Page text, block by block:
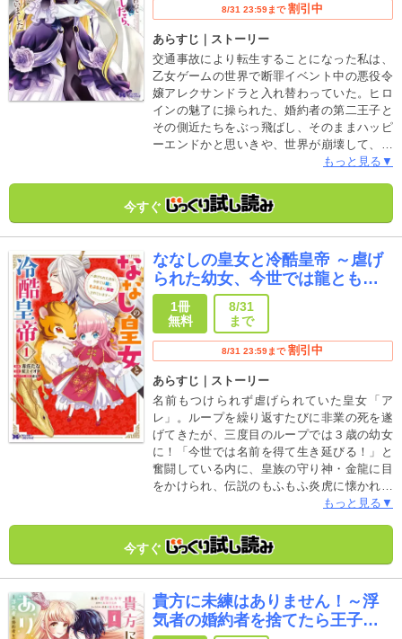
8/31 23:59まで 割引中
あらすじ｜ストーリー
交通事故により転生することになった私は、
乙女ゲームの世界で断罪イベント中の悪役令
嬢アレクサンドラと入れ替わっていた。ヒロ
インの魅了に操られた、婚約者の第二王子と
その側近たちをぶっ飛ばし、そのままハッピ
ーエンドかと思いきや、世界が崩壊して、子
供時代からやり直すことに――！？5歳に戻っ
すべく、動き出す！すると回避したその先
で、ハイスペックなイケメン王太子に出会っ
もっと見る▼
今すぐ
ななしの皇女と冷酷皇帝 ～虐げ
られた幼女、今世では龍ともふ
もふに溺愛されています～(コミ
ック)
1冊
無料
8/31
まで
8/31 23:59まで 割引中
あらすじ｜ストーリー
名前もつけられず虐げられていた皇女「ア
レ」。ループを繰り返すたびに非業の死を遂
げてきたが、三度目のループでは３歳の幼女
に！「今世では名前を得て生き延びる！」と
奮闘している内に、皇族の守り神・金龍に目
をかけられ、伝説のもふもふ炎虎に懐かれる
ように!?さらに、以前は無関心だった兄（皇
い父（皇帝）との関係性にも変化が――!?
「小説家になろう」発、大人気・癒され溺愛
もっと見る▼
今すぐ
貴方に未練はありません！～浮
気者の婚約者を捨てたら王子様